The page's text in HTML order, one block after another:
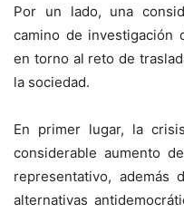
Por un lado, una
camino de investigación
en torno al reto de
la sociedad.
En primer lugar, la
considerable aumento
representativo, además
alternativas